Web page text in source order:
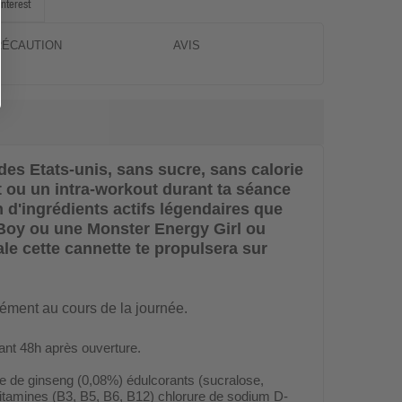
Pinterest
AVIS
Etats-unis, sans sucre, sans calorie
un intra-workout durant ta séance
actifs légendaires que
ou une Monster Energy Girl ou
cette cannette te propulsera sur
au cours de la journée.
48h après ouverture.
de ginseng (0,08%) édulcorants (sucralose,
(B3, B5, B6, B12) chlorure de sodium D-